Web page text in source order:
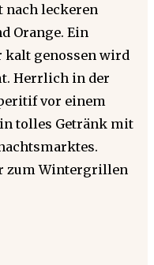
leckeren
Orange. Ein
kalt genossen wird
Herrlich in der
vor einem
tolles Getränk mit
zum Wintergrillen